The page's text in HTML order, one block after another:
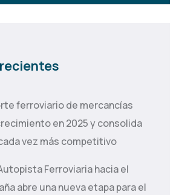
ferroviario de mercancías
en 2025 y consolida
vez más competitivo
Ferroviaria hacia el
abre una nueva etapa para el